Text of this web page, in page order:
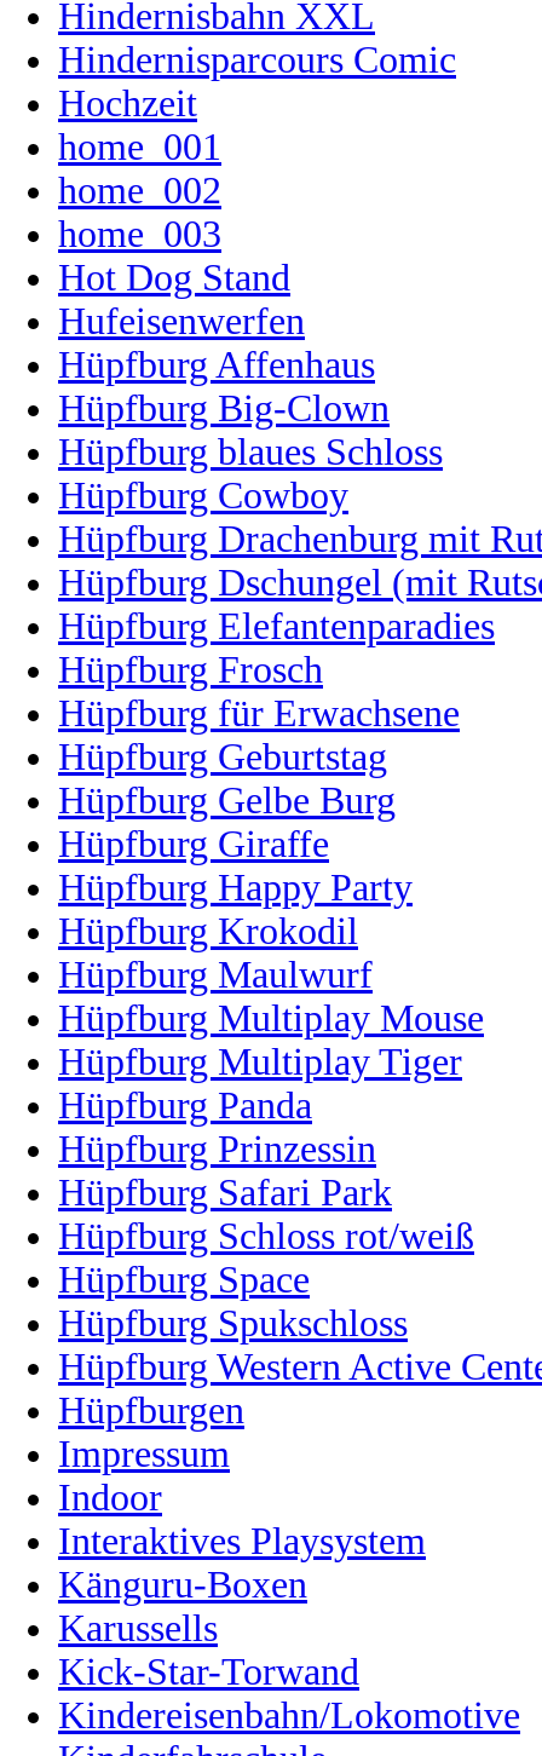
Hindernisbahn XXL
Hindernisparcours Comic
Hochzeit
home_001
home_002
home_003
Hot Dog Stand
Hufeisenwerfen
Hüpfburg Affenhaus
Hüpfburg Big-Clown
Hüpfburg blaues Schloss
Hüpfburg Cowboy
Hüpfburg Drachenburg mit
Hüpfburg Dschungel (mit
Hüpfburg Elefantenparadies
Hüpfburg Frosch
Hüpfburg für Erwachsene
Hüpfburg Geburtstag
Hüpfburg Gelbe Burg
Hüpfburg Giraffe
Hüpfburg Happy Party
Hüpfburg Krokodil
Hüpfburg Maulwurf
Hüpfburg Multiplay Mouse
Hüpfburg Multiplay Tiger
Hüpfburg Panda
Hüpfburg Prinzessin
Hüpfburg Safari Park
Hüpfburg Schloss rot/weiß
Hüpfburg Space
Hüpfburg Spukschloss
Hüpfburg Western Active
Hüpfburgen
Impressum
Indoor
Interaktives Playsystem
Känguru-Boxen
Karussells
Kick-Star-Torwand
Kindereisenbahn/Lokomotive